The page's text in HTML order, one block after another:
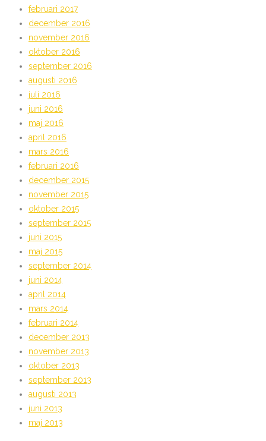
februari 2017
december 2016
november 2016
oktober 2016
september 2016
augusti 2016
juli 2016
juni 2016
maj 2016
april 2016
mars 2016
februari 2016
december 2015
november 2015
oktober 2015
september 2015
juni 2015
maj 2015
september 2014
juni 2014
april 2014
mars 2014
februari 2014
december 2013
november 2013
oktober 2013
september 2013
augusti 2013
juni 2013
maj 2013